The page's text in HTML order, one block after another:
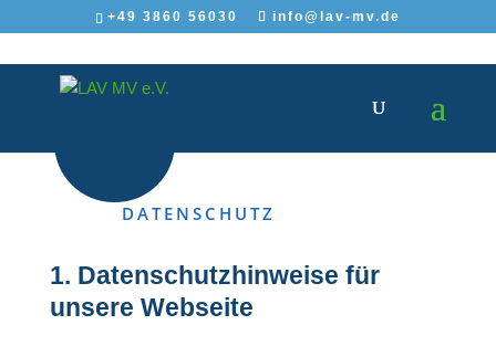
+49 3860 56030 info@lav-mv.de
DATENSCHUTZ
1. Datenschutzhinweise für
unsere Webseite